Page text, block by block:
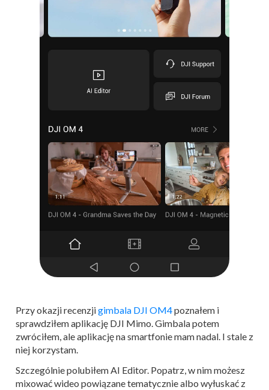
Przy okazji recenzjigimbala DJI OM4poznałem i
sprawdziłem aplikację DJI Mimo. Gimbala potem
zwróciłem, ale aplikację na smartfonie mam nadal. I stale z
niej korzystam.
Szczególnie polubiłem AI Editor. Popatrz, w nim możesz
mixować wideo powiązane tematycznie albo wyłuskać z